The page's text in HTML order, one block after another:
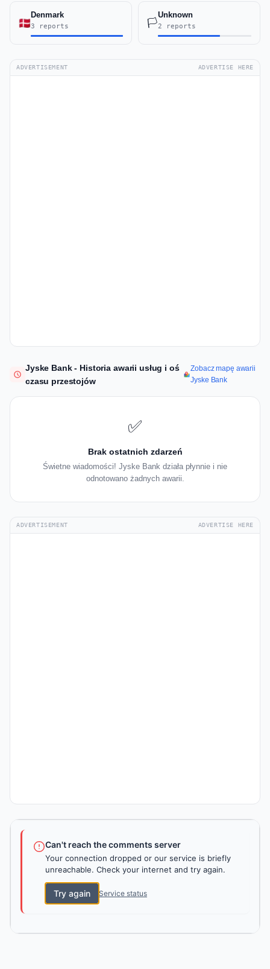
Denmark
3 reports 🏳️
Unknown
2 reports
ADVERTISEMENT ADVERTISE HERE
Jyske Bank - Historia awarii usług i oś
czasu przestojów
Zobacz mapę awarii
Jyske Bank
✅
Brak ostatnich zdarzeń
Świetne wiadomości! Jyske Bank działa płynnie i nie
odnotowano żadnych awarii.
ADVERTISEMENT ADVERTISE HERE
Can't reach the comments server
Your connection dropped or our service is briefly
unreachable. Check your internet and try again.
Try again Service status